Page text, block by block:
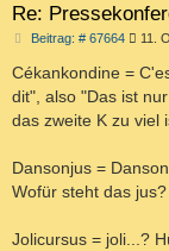
Re:
Beitrag: # 67664B
r
g
11.
Cékankondine =
dit", also "Das ist
das zweite K zu viel
Dansonjus =
Wofür steht das jus?
Jolicursus = joli...?